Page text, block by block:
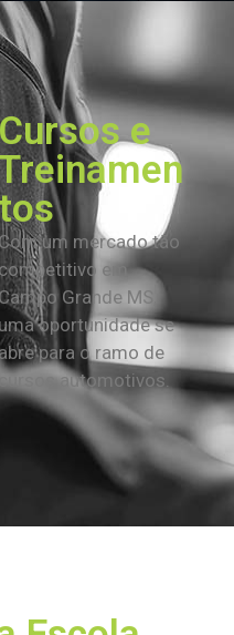
Cursos e
Com um mercado tão
competitivo em
Campo Grande MS,
uma oportunidade se
para o ramo de
cursos automotivos.